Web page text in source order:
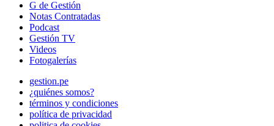
G de Gestión
Notas Contratadas
Podcast
Gestión TV
Videos
Fotogalerías
gestion.pe
¿quiénes somos?
términos y condiciones
política de privacidad